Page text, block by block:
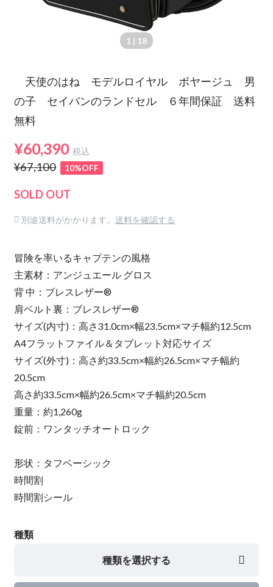
1 | 18
天使のはね モデルロイヤル ボヤージュ 男
の子 セイバンのランドセル ６年間保証 送料
無料
¥60,390 税込
¥67,100 10%OFF
SOLD OUT
別途送料がかかります。 送料を確認する
冒険を率いるキャプテンの風格
主素材：アンジュエール グロス
背 中：ブレスレザー®
肩ベルト裏：ブレスレザー®
サイズ(内寸)：高さ31.0cm×幅23.5cm×マチ幅約12.5cm
A4フラットファイル＆タブレット対応サイズ
サイズ(外寸)：高さ約33.5cm×幅約26.5cm×マチ幅約
20.5cm
高さ約33.5cm×幅約26.5cm×マチ幅約20.5cm
重量：約1,260g
錠前：ワンタッチオートロック
形状：タフベーシック
時間割
時間割シール
種類
種類を選択する